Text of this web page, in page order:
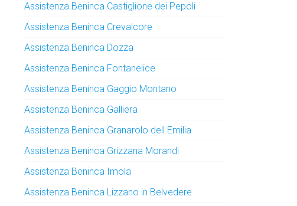
Assistenza Beninca Castiglione dei Pepoli
Assistenza Beninca Crevalcore
Assistenza Beninca Dozza
Assistenza Beninca Fontanelice
Assistenza Beninca Gaggio Montano
Assistenza Beninca Galliera
Assistenza Beninca Granarolo dell Emilia
Assistenza Beninca Grizzana Morandi
Assistenza Beninca Imola
Assistenza Beninca Lizzano in Belvedere